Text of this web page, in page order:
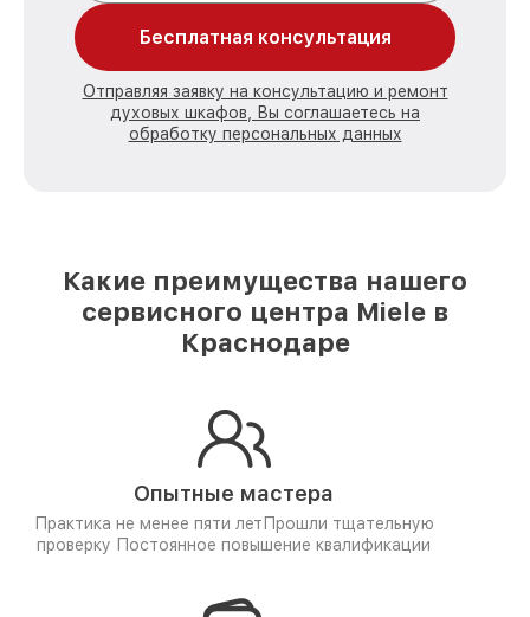
Бесплатная консультация
Отправляя заявку на консультацию и ремонт
духовых шкафов, Вы соглашаетесь на
обработку персональных данных
Какие преимущества нашего
сервисного центра Miele в
Краснодаре
Опытные мастера
Практика не менее пяти лет Прошли тщательную
проверку Постоянное повышение квалификации